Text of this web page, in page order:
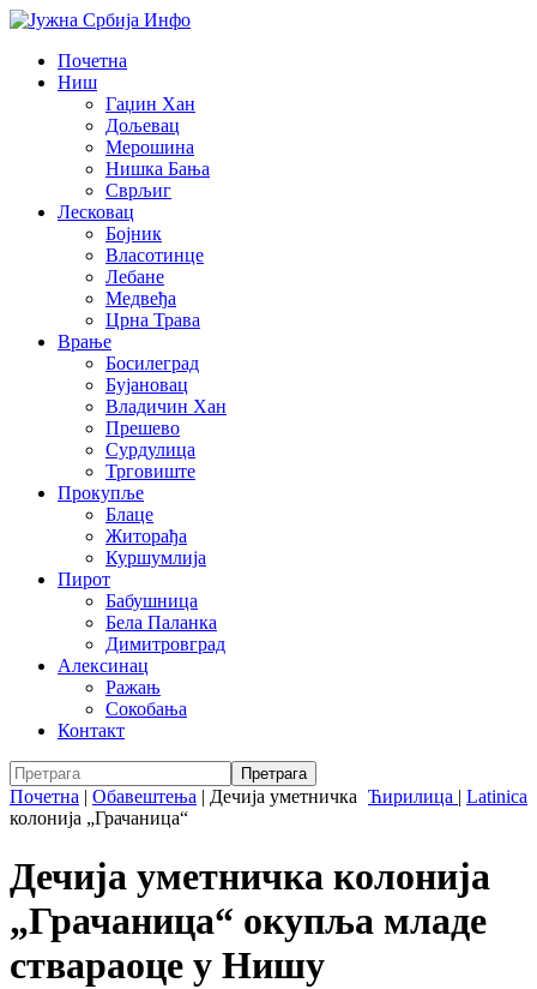
Почетна
Ниш
Гаџин Хан
Дољевац
Мерошина
Нишка Бања
Сврљиг
Лесковац
Бојник
Власотинце
Лебане
Медвеђа
Црна Трава
Врање
Босилеград
Бујановац
Владичин Хан
Прешево
Сурдулица
Трговиште
Прокупље
Блаце
Житорађа
Куршумлија
Пирот
Бабушница
Бела Паланка
Димитровград
Алексинац
Ражањ
Сокобања
Контакт
Ћирилица | Latinica
Почетна | Обавештења | Дечија уметничка
колонија „Грачаница“
Дечија уметничка колонија
„Грачаница“ окупља младе
ствараоце у Нишу